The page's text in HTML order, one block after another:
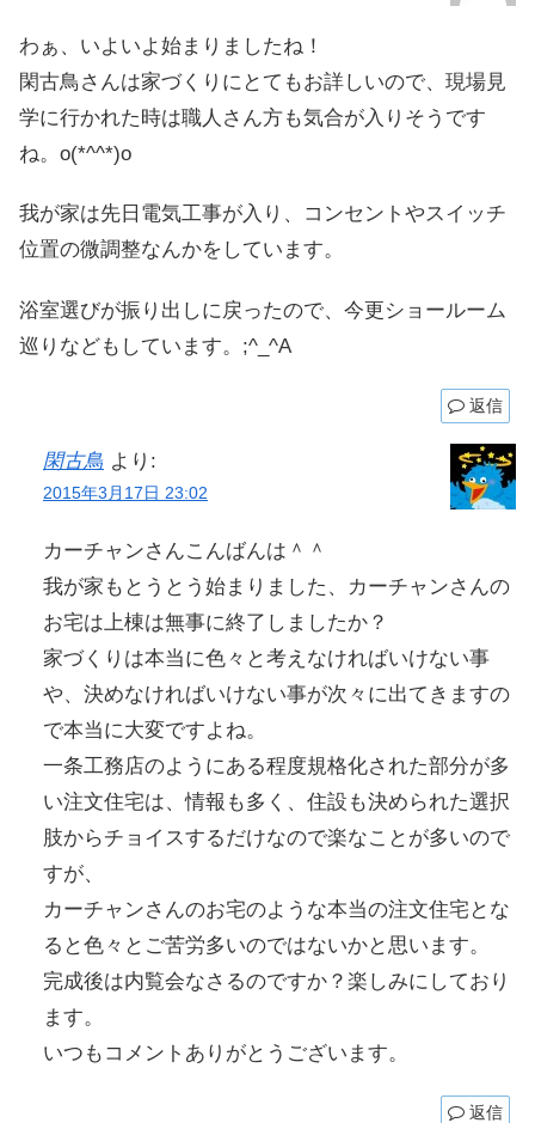
わぁ、いよいよ始まりましたね！
閑古鳥さんは家づくりにとてもお詳しいので、現場見
学に行かれた時は職人さん方も気合が入りそうです
ね。o(*^^*)o
我が家は先日電気工事が入り、コンセントやスイッチ
位置の微調整なんかをしています。
浴室選びが振り出しに戻ったので、今更ショールーム
巡りなどもしています。;^_^A
返信
閑古鳥 より:
2015年3月17日 23:02
カーチャンさんこんばんは＾＾
我が家もとうとう始まりました、カーチャンさんの
お宅は上棟は無事に終了しましたか？
家づくりは本当に色々と考えなければいけない事
や、決めなければいけない事が次々に出てきますの
で本当に大変ですよね。
一条工務店のようにある程度規格化された部分が多
い注文住宅は、情報も多く、住設も決められた選択
肢からチョイスするだけなので楽なことが多いので
すが、
カーチャンさんのお宅のような本当の注文住宅とな
ると色々とご苦労多いのではないかと思います。
完成後は内覧会なさるのですか？楽しみにしており
ます。
いつもコメントありがとうございます。
返信